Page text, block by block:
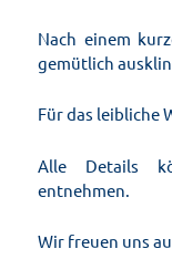
Nach einem
gemütlich
Für das leibliche
Alle Details
entnehmen.
Wir freuen uns